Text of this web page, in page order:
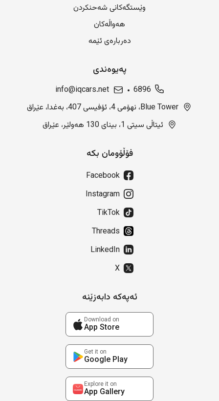
وێستگەکانی شەحنکردن
هەواڵەکان
دەربارەی ئێمە
پەیوەندی
6896
info@iqcars.net
Blue Tower، نهۆمی 4، ئۆفیسی 407، بەغدا، عێراق
ئیتاڵی سیتی 1، بینای 130 هەولێر، عێراق
فۆڵۆومان بکە
Facebook
Instagram
TikTok
Threads
LinkedIn
X
ئەپەکە دابەزێنە
Download on
App Store
Get it on
Google Play
Explore it on
App Gallery